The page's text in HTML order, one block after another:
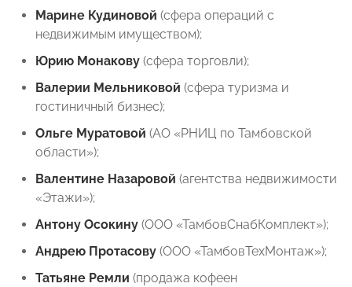
Марине Кудиновой (сфера операций с
недвижимым имуществом);
Юрию Монакову (сфера торговли);
Валерии Мельниковой (сфера туризма и
гостиничный бизнес);
Ольге Муратовой (АО «РНИЦ по Тамбовской
области»);
Валентине Назаровой (агентства недвижимости
«Этажи»);
Антону Осокину (ООО «ТамбовСнабКомплект»);
Андрею Протасову (ООО «ТамбовТехМонтаж»);
Татьяне Ремли (продажа кофеен